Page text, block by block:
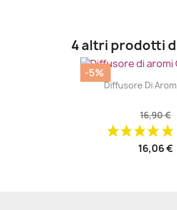
4 altri prodotti
| 
Diffusore Di
16,90 €
16,06 €
-5%